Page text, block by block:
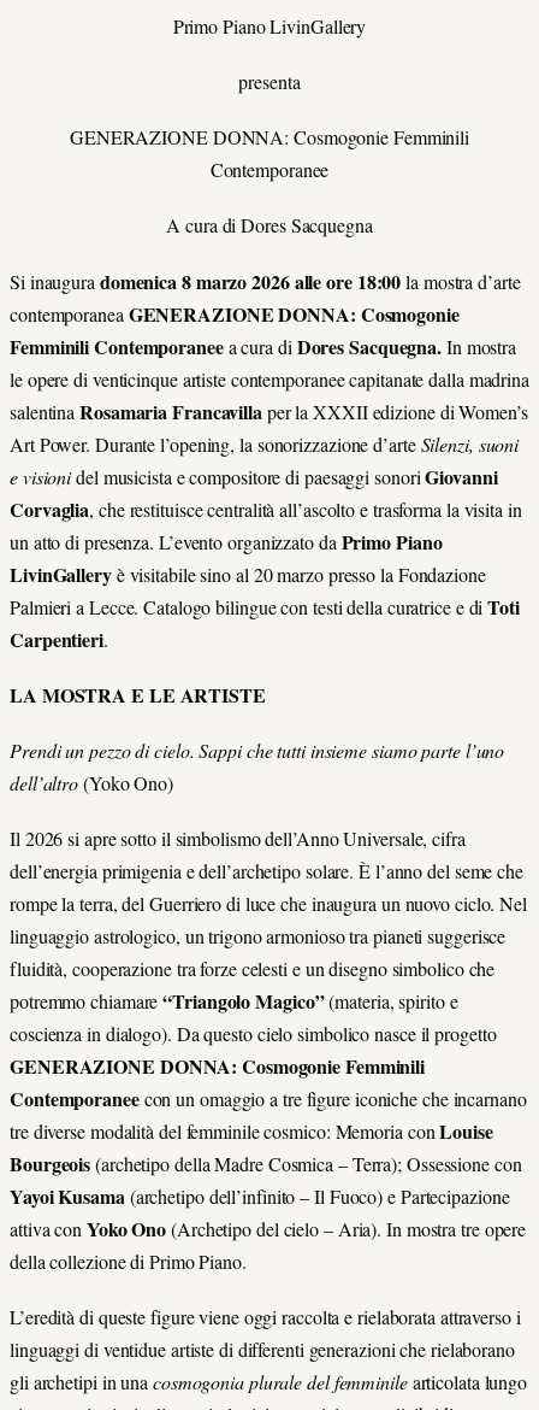
Primo Piano LivinGallery
presenta
GENERAZIONE DONNA: Cosmogonie Femminili
Contemporanee
A cura di Dores Sacquegna
Si inaugura domenica 8 marzo 2026 alle ore 18:00la mostra d’arte
contemporanea GENERAZIONE DONNA: Cosmogonie
Femminili Contemporaneea cura di Dores Sacquegna.In mostra
le opere di venticinque artiste contemporanee capitanate dalla madrina
salentinaRosamaria Francavilla per la XXXII edizione diWomen’s
Art Power. Durante l’opening, la sonorizzazione d’arteSilenzi, suoni
e visionidel musicista e compositore di paesaggi sonori Giovanni
Corvaglia, che restituisce centralità all’ascolto e trasforma la visita in
un atto di presenza. L’evento organizzato da PrimoPiano
LivinGalleryè visitabile sino al 20 marzo presso la Fondazione
Palmieri a Lecce. Catalogo bilingue con testi della curatrice e diToti
Carpentieri.
LA MOSTRA E LE ARTISTE
Prendi un pezzo di cielo. Sappi che tutti insieme siamo parte l’uno
dell’altro(Yoko Ono)
Il 2026 si apre sotto il simbolismo dell’AnnoUniversale, cifra
dell’energia primigenia e dell’archetipo solare. È l’anno del seme che
rompe la terra, del Guerriero di luce che inaugura un nuovo ciclo. Nel
linguaggio astrologico, un trigono armonioso tra pianeti suggerisce
fluidità, cooperazione tra forze celesti e un disegno simbolico che
potremmo chiamare“Triangolo Magico”(materia, spirito e
coscienza in dialogo). Da questo cielo simbolico nasce il progetto
GENERAZIONE DONNA: Cosmogonie Femminili
Contemporaneecon un omaggio a tre figure iconiche che incarnano
tre diverse modalità del femminile cosmico: Memoria conLouise
Bourgeois(archetipo della Madre Cosmica – Terra); Ossessione con
Yayoi Kusama(archetipo dell’infinito – Il Fuoco) e Partecipazione
attiva con Yoko Ono(Archetipo del cielo – Aria). In mostra tre opere
della collezione di Primo Piano.
L’eredità di queste figure viene oggi raccolta e rielaborata attraverso i
linguaggi di ventidue artiste di differenti generazioni che rielaborano
gli archetipi in unacosmogonia plurale del femminilearticolata lungo